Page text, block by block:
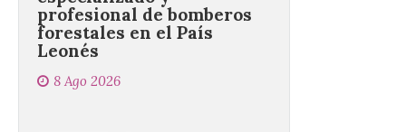
Leonés
8 Ago 2026